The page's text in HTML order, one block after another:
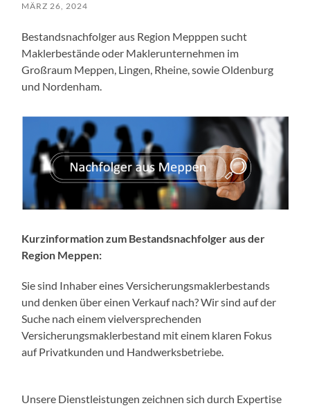
MÄRZ 26, 2024
Bestandsnachfolger aus Region Mepppen sucht
Maklerbestände oder Maklerunternehmen im
Großraum Meppen, Lingen, Rheine, sowie Oldenburg
und Nordenham.
Kurzinformation zum Bestandsnachfolger aus der
Region Meppen:
Sie sind Inhaber eines Versicherungsmaklerbestands
und denken über einen Verkauf nach? Wir sind auf der
Suche nach einem vielversprechenden
Versicherungsmaklerbestand mit einem klaren Fokus
auf Privatkunden und Handwerksbetriebe.
Unsere Dienstleistungen zeichnen sich durch Expertise